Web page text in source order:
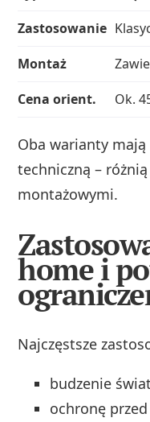
Zastosowanie
Montaż
Cena orient.
Ok.
Oba warianty
techniczną –
montażowymi.
home i
Najczęstsze
budzenie
ochronę